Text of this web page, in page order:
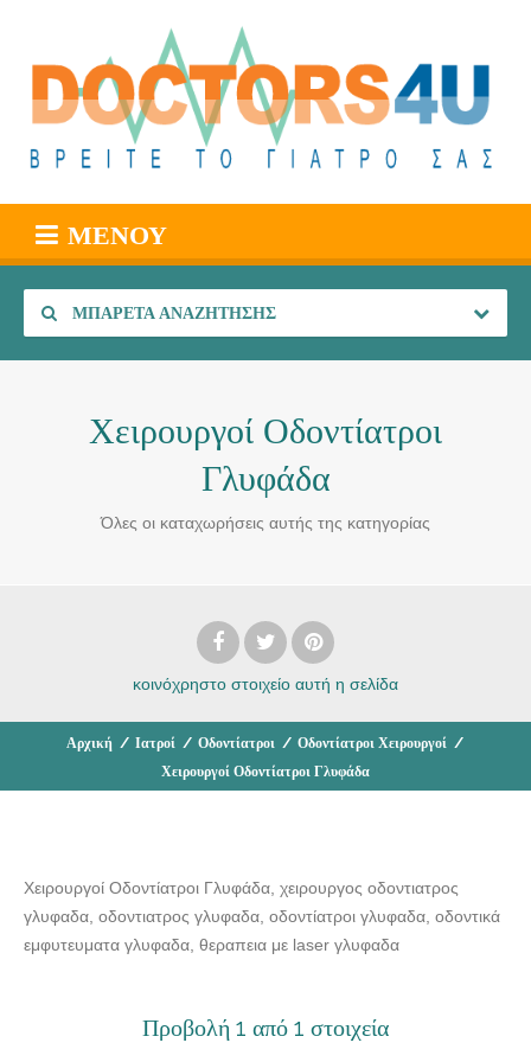
ΜΕΝΟΎ
ΜΠΑΡΈΤΑ ΑΝΑΖΉΤΗΣΗΣ
Χειρουργοί Οδοντίατροι
Γλυφάδα
Όλες οι καταχωρήσεις αυτής της κατηγορίας
κοινόχρηστο στοιχείο αυτή η σελίδα
Αρχική / Ιατροί / Οδοντίατροι / Οδοντίατροι Χειρουργοί /
Χειρουργοί Οδοντίατροι Γλυφάδα
Χειρουργοί Οδοντίατροι Γλυφάδα, χειρουργος οδοντιατρος
γλυφαδα, οδοντιατρος γλυφαδα, οδοντίατροι γλυφαδα, οδοντικά
εμφυτευματα γλυφαδα, θεραπεια με laser γλυφαδα
Προβολή 1 από 1 στοιχεία